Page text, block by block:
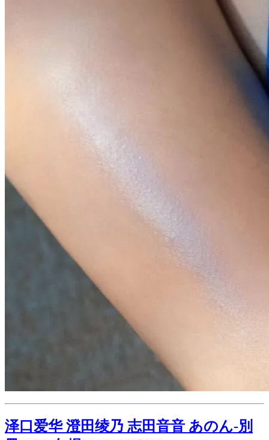
泽口爱华 澄田绫乃 志田音音 あのん-別